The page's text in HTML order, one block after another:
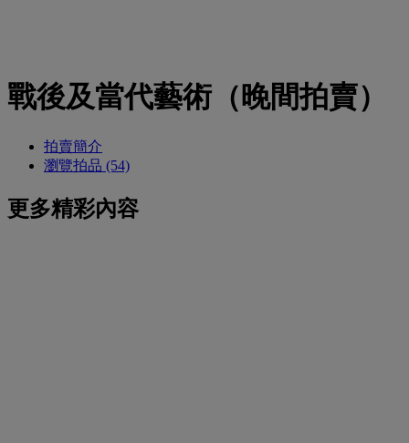
戰後及當代藝術（晚間拍賣）
拍賣簡介
瀏覽拍品 (54)
更多精彩內容